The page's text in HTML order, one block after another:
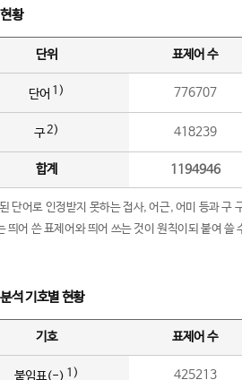
황
단위 표제어 수
단어 1) 776707
구2) 418239
합계 1194946
단어로 인정받지 못하는 접사, 어근, 어미 등과 구
띄어 쓴 표제어와 띄어 쓰는 것이 원칙이되 붙여 쓸
석 기호별 현황
기호 표제어 수
붙임표(-) 1) 425213